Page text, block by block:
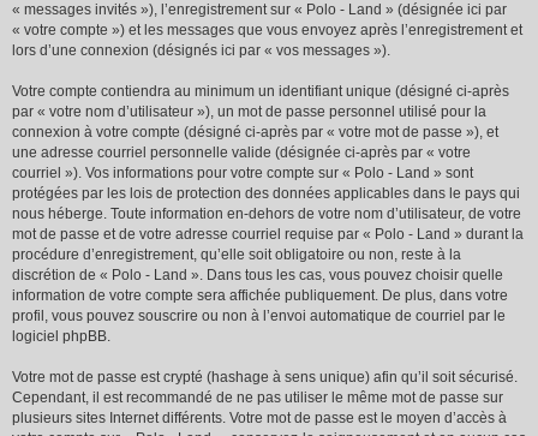
« messages invités »), l’enregistrement sur « Polo - Land » (désignée ici par
« votre compte ») et les messages que vous envoyez après l’enregistrement et
lors d’une connexion (désignés ici par « vos messages »).
Votre compte contiendra au minimum un identifiant unique (désigné ci-après
par « votre nom d’utilisateur »), un mot de passe personnel utilisé pour la
connexion à votre compte (désigné ci-après par « votre mot de passe »), et
une adresse courriel personnelle valide (désignée ci-après par « votre
courriel »). Vos informations pour votre compte sur « Polo - Land » sont
protégées par les lois de protection des données applicables dans le pays qui
nous héberge. Toute information en-dehors de votre nom d’utilisateur, de votre
mot de passe et de votre adresse courriel requise par « Polo - Land » durant la
procédure d’enregistrement, qu’elle soit obligatoire ou non, reste à la
discrétion de « Polo - Land ». Dans tous les cas, vous pouvez choisir quelle
information de votre compte sera affichée publiquement. De plus, dans votre
profil, vous pouvez souscrire ou non à l’envoi automatique de courriel par le
logiciel phpBB.
Votre mot de passe est crypté (hashage à sens unique) afin qu’il soit sécurisé.
Cependant, il est recommandé de ne pas utiliser le même mot de passe sur
plusieurs sites Internet différents. Votre mot de passe est le moyen d’accès à